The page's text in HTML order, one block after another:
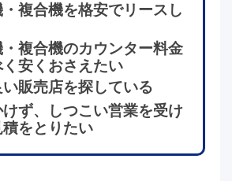
複合機を格安でリースし
・複合機のカウンター料金
く安くおさえたい
販売店を探している
ず、しつこい営業を受け
をとりたい